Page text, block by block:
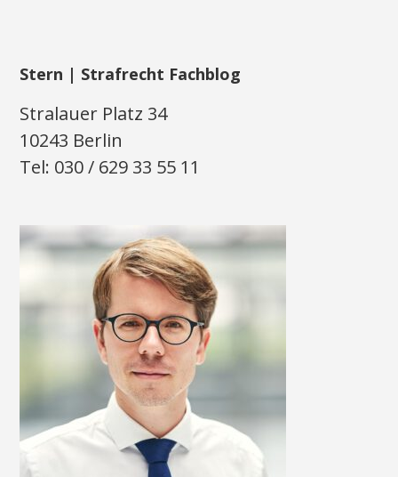
Stern | Strafrecht Fachblog
Stralauer Platz 34
10243 Berlin
Tel: 030 / 629 33 55 11